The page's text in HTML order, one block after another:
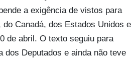
a exigência de vistos para
Canadá, dos Estados Unidos e
de abril. O texto seguiu para
dos Deputados e ainda não teve